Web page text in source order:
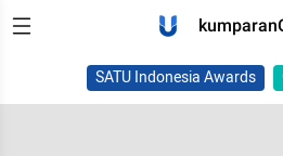
SATU Indonesia Awards